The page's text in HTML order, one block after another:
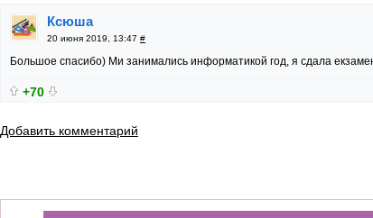
Ксюша
20 июня 2019, 13:47 #
Большое спасибо) Ми занимались информатикой год, я сдала
+70
Добавить комментарий